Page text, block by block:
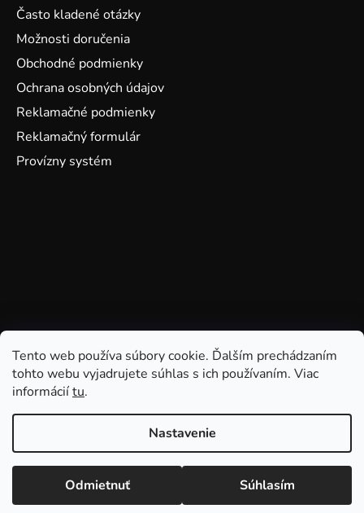
Tento web používa súbory cookie. Ďalším prechádzaním
tohto webu vyjadrujete súhlas s ich používaním. Viac
informáciítu.
Nastavenie
Odmietnuť Súhlasím
Často kladené otázky
Možnosti doručenia
Obchodné podmienky
Ochrana osobných údajov
Reklamačné podmienky
Reklamačný formulár
Provízny systém
Vytvoril Shoptet
Copyright 2026GDmatsEU. Všetky práva vyhradené.